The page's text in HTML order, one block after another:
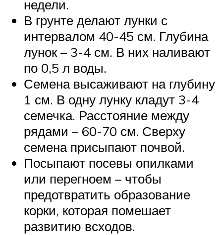
недели.
В грунте делают лунки с
интервалом 40-45 см. Глубина
лунок – 3-4 см. В них наливают
по 0,5 л воды.
Семена высаживают на глубину
1 см. В одну лунку кладут 3-4
семечка. Расстояние между
рядами – 60-70 см. Сверху
семена присыпают почвой.
Посыпают посевы опилками
или перегноем – чтобы
предотвратить образование
корки, которая помешает
развитию всходов.